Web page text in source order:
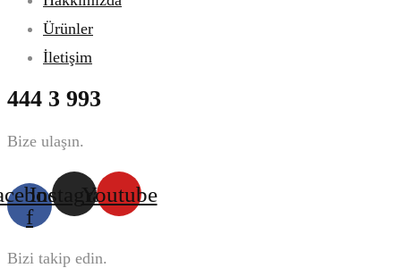
Ürünler
İletişim
444 3 993
Bize ulaşın.
f
InstagramYoutube
Bizi takip edin.